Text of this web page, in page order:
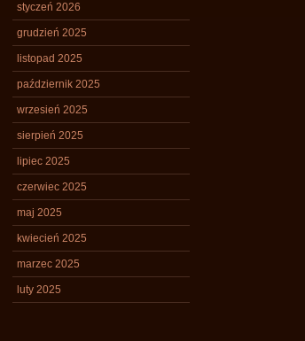
styczeń 2026
grudzień 2025
listopad 2025
październik 2025
wrzesień 2025
sierpień 2025
lipiec 2025
czerwiec 2025
maj 2025
kwiecień 2025
marzec 2025
luty 2025